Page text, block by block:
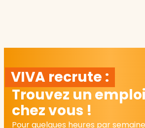
VIVA recrute :
Trouvez un
chez vous !
Pour quelques heures par